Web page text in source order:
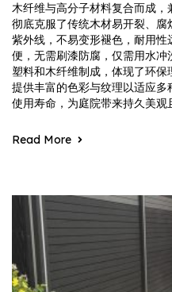
木纤维与高分子材料复合而成，
彻底克服了传统木材易开裂、
紫外线，不易变形褪色，耐用
便，无需刷漆防腐，仅需用水
塑料和木纤维制成，体现了环
提供丰富的色彩与纹理以适应
使用寿命，为庭院带来持久美观
Read More